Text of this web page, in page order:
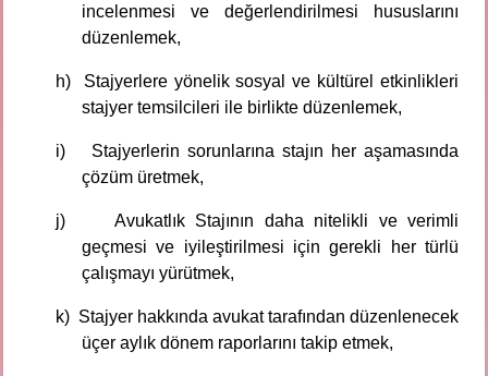
incelenmesi ve değerlendirilmesi hususlarını
düzenlemek,
h)
Stajyerlere yönelik sosyal ve kültürel etkinlikleri
stajyer temsilcileri ile birlikte düzenlemek,
i)
Stajyerlerin sorunlarına stajın her aşamasında
çözüm üretmek,
j)
Avukatlık Stajının daha nitelikli ve verimli
geçmesi ve iyileştirilmesi için gerekli her türlü
çalışmayı yürütmek,
k) Stajyer hakkında avukat tarafından düzenlenecek
üçer aylık dönem raporlarını takip etmek,